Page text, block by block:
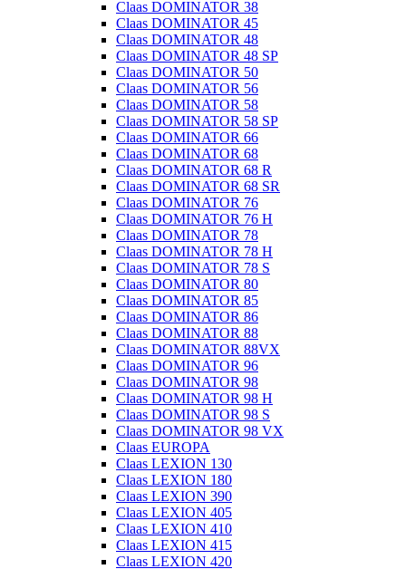
Claas DOMINATOR 38
Claas DOMINATOR 45
Claas DOMINATOR 48
Claas DOMINATOR 48 SP
Claas DOMINATOR 50
Claas DOMINATOR 56
Claas DOMINATOR 58
Claas DOMINATOR 58 SP
Claas DOMINATOR 66
Claas DOMINATOR 68
Claas DOMINATOR 68 R
Claas DOMINATOR 68 SR
Claas DOMINATOR 76
Claas DOMINATOR 76 H
Claas DOMINATOR 78
Claas DOMINATOR 78 H
Claas DOMINATOR 78 S
Claas DOMINATOR 80
Claas DOMINATOR 85
Claas DOMINATOR 86
Claas DOMINATOR 88
Claas DOMINATOR 88VX
Claas DOMINATOR 96
Claas DOMINATOR 98
Claas DOMINATOR 98 H
Claas DOMINATOR 98 S
Claas DOMINATOR 98 VX
Claas EUROPA
Claas LEXION 130
Claas LEXION 180
Claas LEXION 390
Claas LEXION 405
Claas LEXION 410
Claas LEXION 415
Claas LEXION 420